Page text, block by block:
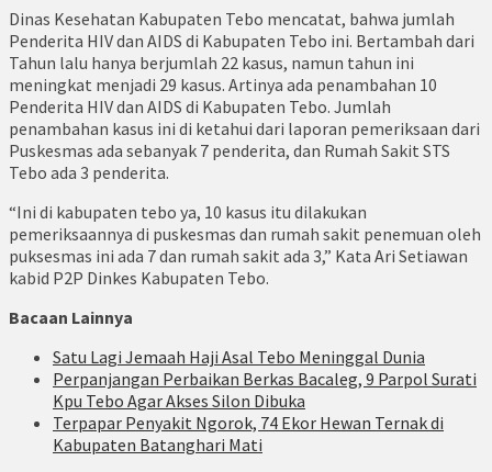
Dinas Kesehatan Kabupaten Tebo mencatat, bahwa jumlah
Penderita HIV dan AIDS di Kabupaten Tebo ini. Bertambah dari
Tahun lalu hanya berjumlah 22 kasus, namun tahun ini
meningkat menjadi 29 kasus. Artinya ada penambahan 10
Penderita HIV dan AIDS di Kabupaten Tebo. Jumlah
penambahan kasus ini di ketahui dari laporan pemeriksaan dari
Puskesmas ada sebanyak 7 penderita, dan Rumah Sakit STS
Tebo ada 3 penderita.
“Ini di kabupaten tebo ya, 10 kasus itu dilakukan
pemeriksaannya di puskesmas dan rumah sakit penemuan oleh
puksesmas ini ada 7 dan rumah sakit ada 3,” Kata Ari Setiawan
kabid P2P Dinkes Kabupaten Tebo.
Bacaan Lainnya
Satu Lagi Jemaah Haji Asal Tebo Meninggal Dunia
Perpanjangan Perbaikan Berkas Bacaleg, 9 Parpol Surati
Kpu Tebo Agar Akses Silon Dibuka
Terpapar Penyakit Ngorok, 74 Ekor Hewan Ternak di
Kabupaten Batanghari Mati